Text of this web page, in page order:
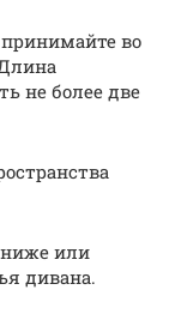
во
не более две
или
дивана.